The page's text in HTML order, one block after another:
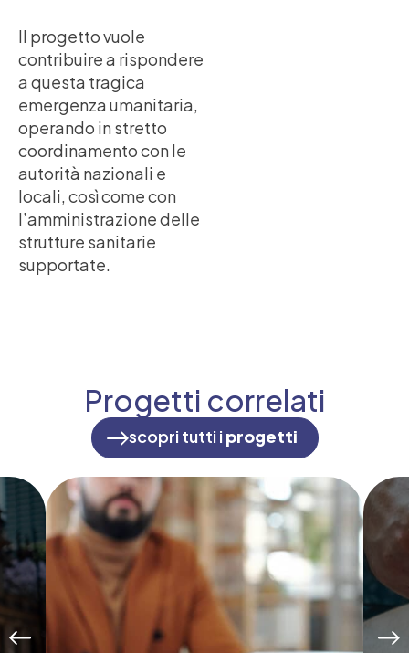
Il progetto vuole
contribuire a rispondere
a questa tragica
emergenza umanitaria,
operando in stretto
coordinamento con le
autorità nazionali e
locali, così come con
l’amministrazione delle
strutture sanitarie
supportate.
Progetti correlati
scopri tutti i progetti